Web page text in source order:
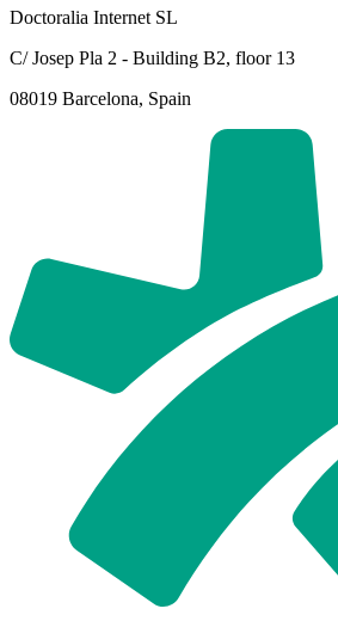
Doctoralia Internet SL
C/ Josep Pla 2 - Building B2, floor 13
08019 Barcelona, Spain